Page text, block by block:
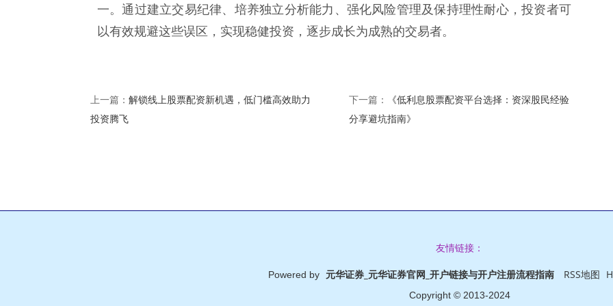
一。通过建立交易纪律、培养独立分析能力、强化风险管理及保持理性耐心，投资者可
以有效规避这些误区，实现稳健投资，逐步成长为成熟的交易者。
上一篇： 解锁线上股票配资新机遇，低门槛高效助力
投资腾飞
下一篇：
《低利息股票配资平台选择：资深股民经验
分享避坑指南》
友情链接：
Powered by 元华证券_元华证券官网_开户链接与开户注册流程指南 RSS地图
Copyright © 2013-2024